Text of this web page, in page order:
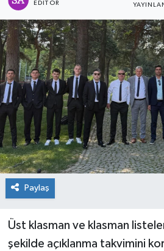
EDITÖR
Paylaş
Üst klasman ve klasman
şekilde açıklanma takvimini